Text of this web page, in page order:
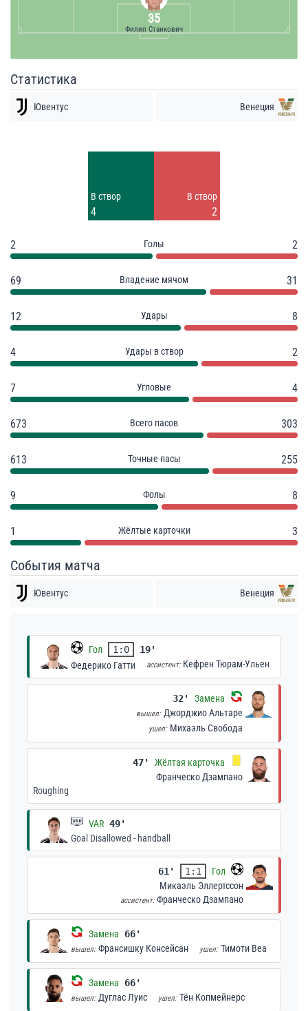
35
Филип Станкович
Статистика
Ювентус Венеция
В створ
4
В створ
2
2 Голы 2
69 Владение мячом 31
12 Удары 8
4 Удары в створ 2
7 Угловые 4
673 Всего пасов 303
613 Точные пасы 255
9 Фолы 8
1 Жёлтые карточки 3
События матча
Ювентус Венеция
Гол 1:0
19'
Федерико Гатти
ассистент: Кефрен Тюрам-Ульен
32' Замена
вышел: Джорджио Альтаре
ушел: Михаэль Свобода
47'
Жёлтая карточка
Франческо Дзампано
Roughing
VAR 49'
Goal Disallowed - handball
61' 1:1
Гол
Микаэль Эллертссон
ассистент:Франческо Дзампано
Замена 66'
вышел: Франсишку Консейсан ушел: Тимоти Веа
Замена 66'
вышел: Дуглас Луис ушел: Тён Копмейнерс